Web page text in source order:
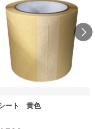
ート 黄色